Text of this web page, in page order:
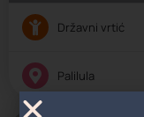
Državni vrtić
Palilula